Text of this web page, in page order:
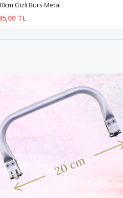
Gizli Burs Metal
TL